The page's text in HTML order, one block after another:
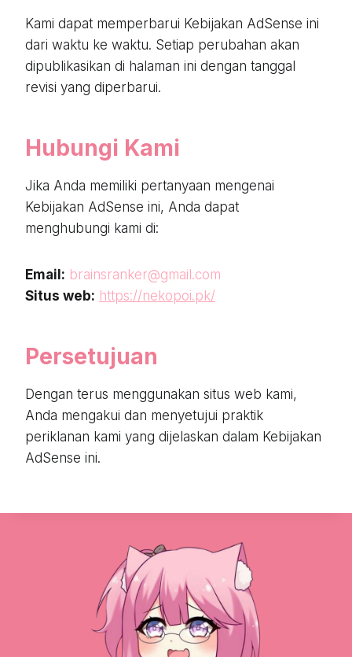
Kami dapat memperbarui Kebijakan AdSense ini
dari waktu ke waktu. Setiap perubahan akan
dipublikasikan di halaman ini dengan tanggal
revisi yang diperbarui.
Hubungi Kami
Jika Anda memiliki pertanyaan mengenai
Kebijakan AdSense ini, Anda dapat
menghubungi kami di:
Email: brainsranker@gmail.com
Situs web: https://nekopoi.pk/
Persetujuan
Dengan terus menggunakan situs web kami,
Anda mengakui dan menyetujui praktik
periklanan kami yang dijelaskan dalam Kebijakan
AdSense ini.